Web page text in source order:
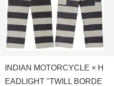
INDIAN MOTORCYCLE × H
EADLIGHT "TWILL BORDE